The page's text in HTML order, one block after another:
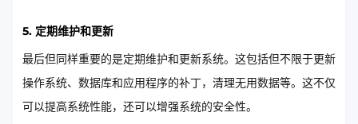
5. 定期维护和更新
最后但同样重要的是定期维护和更新系统。这包括但不限于更新
操作系统、数据库和应用程序的补丁，清理无用数据等。这不仅
可以提高系统性能，还可以增强系统的安全性。